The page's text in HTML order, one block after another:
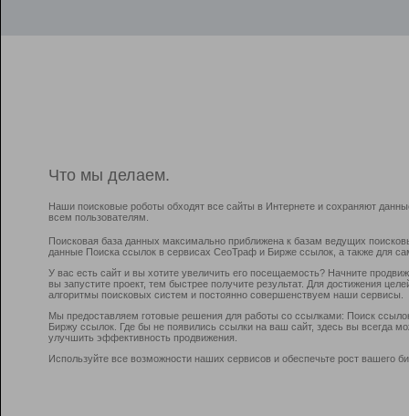
Что мы делаем.
Наши поисковые роботы обходят все сайты в Интернете и сохраняют
всем пользователям.
Поисковая база данных максимально приближена к базам ведущих
данные Поиска ссылок в сервисах СеоТраф и Бирже ссылок, а также для
У вас есть сайт и вы хотите увеличить его посещаемость? Начните
вы запустите проект, тем быстрее получите результат. Для достижения
алгоритмы поисковых систем и постоянно совершенствуем наши сервисы.
Мы предоставляем готовые решения для работы со ссылками: Поиск
Биржу ссылок. Где бы не появились ссылки на ваш сайт, здесь вы всегда
улучшить эффективность продвижения.
Используйте все возможности наших сервисов и обеспечьте рост вашего